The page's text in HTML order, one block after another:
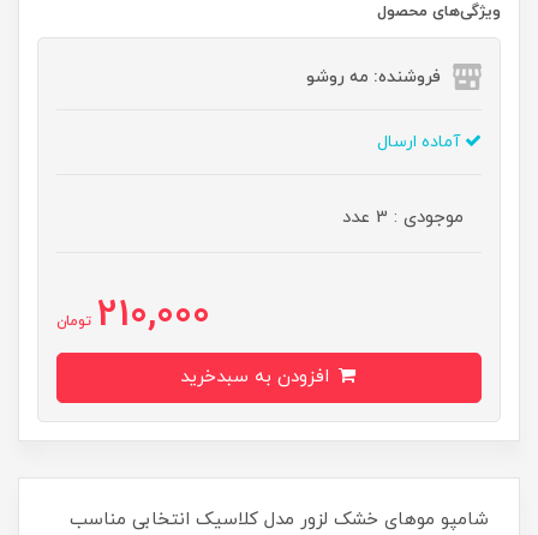
ویژگی‌های محصول
فروشنده: مه رو‌شو
آماده ارسال
موجودی : 3 عدد
210,000 تومان
شامپو موهای خشک لزور مدل کلاسیک انتخابی مناسب